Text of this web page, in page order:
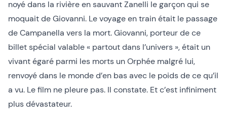
noyé dans la rivière en sauvant Zanelli le garçon qui se
moquait de Giovanni. Le voyage en train était le passage
de Campanella vers la mort. Giovanni, porteur de ce
billet spécial valable « partout dans l’univers », était un
vivant égaré parmi les morts un Orphée malgré lui,
renvoyé dans le monde d’en bas avec le poids de ce qu’il
a vu. Le film ne pleure pas. Il constate. Et c’est infiniment
plus dévastateur.